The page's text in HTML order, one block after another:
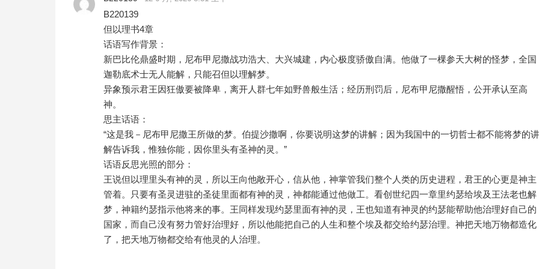
B220139
但以理书4章
话语写作背景：
新巴比伦鼎盛时期，尼布甲尼撒战功浩大、大兴城建，内心极度骄傲自满。他做了一棵参天大树的怪梦，全国
迦勒底术士无人能解，只能召但以理解梦。
异象预示君王因狂傲要被降卑，离开人群七年如野兽般生活；经历刑罚后，尼布甲尼撒醒悟，公开承认至高
神。
思主话语：
“这是我－尼布甲尼撒王所做的梦。伯提沙撒啊，你要说明这梦的讲解；因为我国中的一切哲士都不能将梦的讲
解告诉我，惟独你能，因你里头有圣神的灵。”
话语反思光照的部分：
王说但以理里头有神的灵，所以王向他敞开心，信从他，神掌管我们整个人类的历史进程，君王的心更是神主
管着。只要有圣灵进驻的圣徒里面都有神的灵，神都能通过他做工。看创世纪四一章里约瑟给埃及王法老也解
梦，神籍约瑟指示他将来的事。王同样发现约瑟里面有神的灵，王也知道有神灵的约瑟能帮助他治理好自己的
国家，而自己没有努力管好治理好，所以他能把自己的人生和整个埃及都交给约瑟治理。神把天地万物都造化
了，把天地万物都交给有他灵的人治理。